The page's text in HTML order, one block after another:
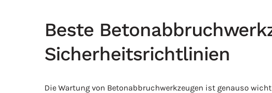
Beste
Sicherheitsrichtlinien
Die Wartung von Betonabbruchwerkzeugen ist genauso